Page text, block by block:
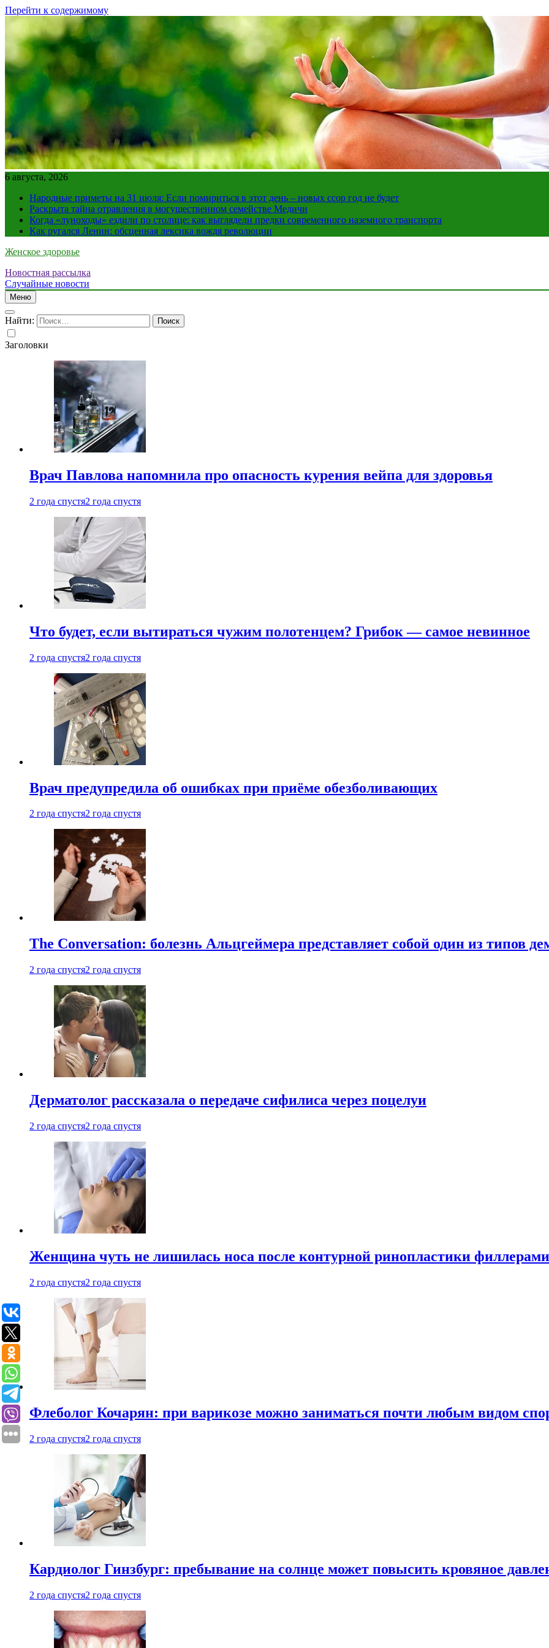
Перейти к содержимому
6 августа, 2026
Народные приметы на 31 июля: Если помириться в этот день – новых ссор год не будет
Раскрыта тайна отравления в могущественном семействе Медичи
Когда «луноходы» ездили по столице: как выглядели предки современного наземного транспорта
Как ругался Ленин: обсценная лексика вождя революции
Женское здоровье
Новостная рассылка
Случайные новости
Меню
Найти:
Заголовки
Врач Павлова напомнила про опасность курения вейпа для здоровья
2 года спустя2 года спустя
Что будет, если вытираться чужим полотенцем? Грибок — самое невинное
2 года спустя2 года спустя
Врач предупредила об ошибках при приëме обезболивающих
2 года спустя2 года спустя
The Conversation: болезнь Альцгеймера представляет собой один из типов
2 года спустя2 года спустя
Дерматолог рассказала о передаче сифилиса через поцелуи
2 года спустя2 года спустя
Женщина чуть не лишилась носа после контурной ринопластики филлерами
2 года спустя2 года спустя
Флеболог Кочарян: при варикозе можно заниматься почти любым видом
2 года спустя2 года спустя
Кардиолог Гинзбург: пребывание на солнце может повысить кровяное
2 года спустя2 года спустя